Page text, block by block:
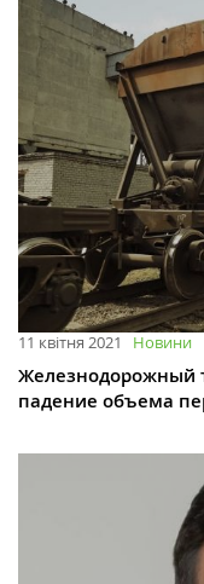
11 квітня 2021 Новини
Железнодорожный
падение объема